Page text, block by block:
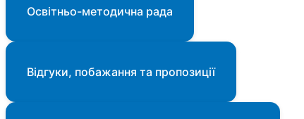
Освітньо-методична рада
Відгуки, побажання та пропозиції